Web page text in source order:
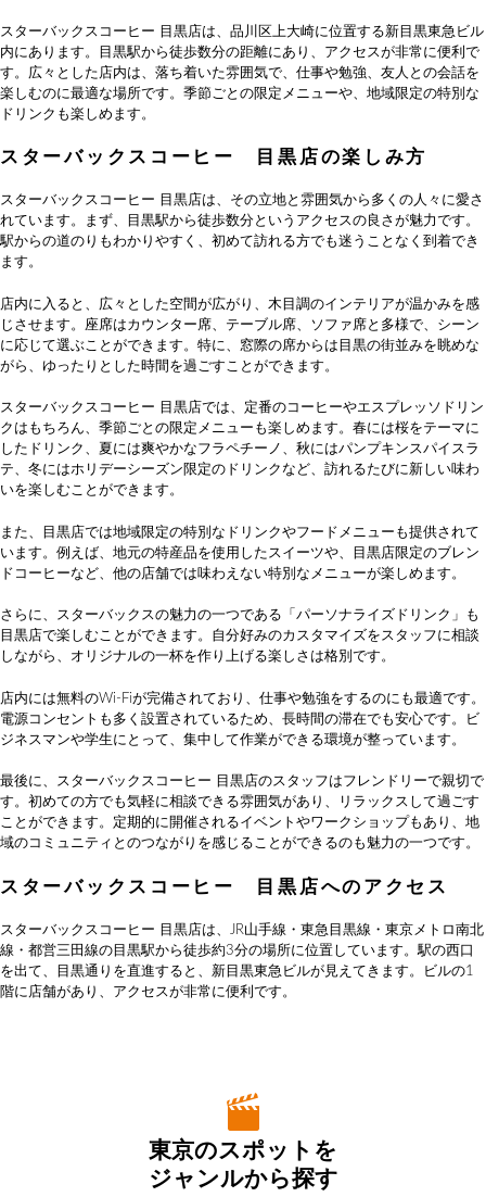
スターバックスコーヒー 目黒店は、品川区上大崎に位置する新目黒東急ビル
内にあります。目黒駅から徒歩数分の距離にあり、アクセスが非常に便利で
す。広々とした店内は、落ち着いた雰囲気で、仕事や勉強、友人との会話を
楽しむのに最適な場所です。季節ごとの限定メニューや、地域限定の特別な
ドリンクも楽しめます。
スターバックスコーヒー 目黒店の楽しみ方
スターバックスコーヒー 目黒店は、その立地と雰囲気から多くの人々に愛さ
れています。まず、目黒駅から徒歩数分というアクセスの良さが魅力です。
駅からの道のりもわかりやすく、初めて訪れる方でも迷うことなく到着でき
ます。
店内に入ると、広々とした空間が広がり、木目調のインテリアが温かみを感
じさせます。座席はカウンター席、テーブル席、ソファ席と多様で、シーン
に応じて選ぶことができます。特に、窓際の席からは目黒の街並みを眺めな
がら、ゆったりとした時間を過ごすことができます。
スターバックスコーヒー 目黒店では、定番のコーヒーやエスプレッソドリン
クはもちろん、季節ごとの限定メニューも楽しめます。春には桜をテーマに
したドリンク、夏には爽やかなフラペチーノ、秋にはパンプキンスパイスラ
テ、冬にはホリデーシーズン限定のドリンクなど、訪れるたびに新しい味わ
いを楽しむことができます。
また、目黒店では地域限定の特別なドリンクやフードメニューも提供されて
います。例えば、地元の特産品を使用したスイーツや、目黒店限定のブレン
ドコーヒーなど、他の店舗では味わえない特別なメニューが楽しめます。
さらに、スターバックスの魅力の一つである「パーソナライズドリンク」も
目黒店で楽しむことができます。自分好みのカスタマイズをスタッフに相談
しながら、オリジナルの一杯を作り上げる楽しさは格別です。
店内には無料のWi-Fiが完備されており、仕事や勉強をするのにも最適です。
電源コンセントも多く設置されているため、長時間の滞在でも安心です。ビ
ジネスマンや学生にとって、集中して作業ができる環境が整っています。
最後に、スターバックスコーヒー 目黒店のスタッフはフレンドリーで親切で
す。初めての方でも気軽に相談できる雰囲気があり、リラックスして過ごす
ことができます。定期的に開催されるイベントやワークショップもあり、地
域のコミュニティとのつながりを感じることができるのも魅力の一つです。
スターバックスコーヒー 目黒店へのアクセス
スターバックスコーヒー 目黒店は、JR山手線・東急目黒線・東京メトロ南北
線・都営三田線の目黒駅から徒歩約3分の場所に位置しています。駅の西口
を出て、目黒通りを直進すると、新目黒東急ビルが見えてきます。ビルの1
階に店舗があり、アクセスが非常に便利です。
東京のスポットを
ジャンルから探す